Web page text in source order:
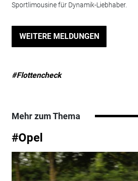
Sportlimousine für Dynamik-Liebhaber.
WEITERE MELDUNGEN
#Flottencheck
Mehr zum Thema
#Opel